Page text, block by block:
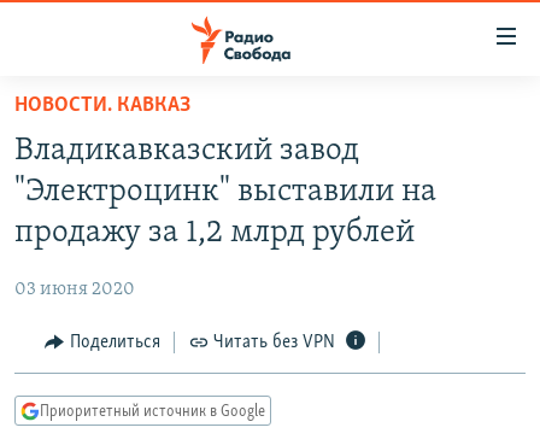
упрощенного
доступа
Вернуться
основному
Вернутся
Вернутся
ПОДКАСТЫ
АВТОРСКИЕ ПРОЕКТЫ
МНЕНИЯ
КУЛЬТУРА
КАВКАЗ.РЕАЛИИ
НОВОСТИ. КАВКАЗ
Владикавказский завод
"Электроцинк" выставили на
продажу за 1,2 млрд рублей
03 июня 2020
Поделиться Читать без VPN
Приоритетный источник в Google